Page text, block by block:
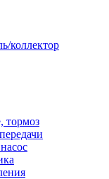
коллектор
тормоз